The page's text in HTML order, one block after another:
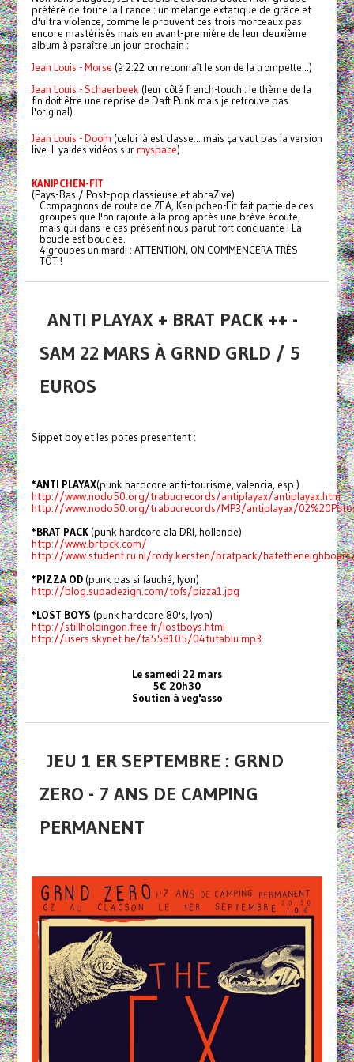
préféré de toute la France : un mélange extatique de grâce et
d'ultra violence, comme le prouvent ces trois morceaux pas
encore mastérisés mais en avant-première de leur deuxième
album à paraître un jour prochain :
Jean Louis - Morse (à 2:22 on reconnaît le son de la trompette...)
Jean Louis - Schaerbeek (leur côté french-touch : le thème de la
fin doit être une reprise de Daft Punk mais je retrouve pas
l'original)
Jean Louis - Doom (celui là est classe... mais ça vaut pas la version
live. Il ya des vidéos surmyspace)
KANIPCHEN-FIT
(Pays-Bas / Post-pop classieuse et abraZive)
Compagnons de route de ZEA, Kanipchen-Fit fait partie de ces
groupes que l'on rajoute à la prog après une brève écoute,
mais qui dans le cas présent nous parut fort concluante ! La
boucle est bouclée.
4 groupes un mardi : ATTENTION, ON COMMENCERA TRÈS
TÔT !
ANTI PLAYAX + BRAT PACK ++ -
SAM 22 MARS À GRND GRLD / 5
EUROS
Sippet boy et les potes presentent :
*ANTI PLAYAX(punk hardcore anti-tourisme, valencia, esp )
http://www.nodo50.org/trabucrecords/antiplayax/antiplayax.htm
http://www.nodo50.org/trabucrecords/MP3/antiplayax/
*BRAT PACK(punk hardcore ala DRI, hollande)
http://www.brtpck.com/
http://www.student.ru.nl/rody.kersten/bratpack/
*PIZZA OD(punk pas si fauché, lyon)
http://blog.supadezign.com/tofs/pizza1.jpg
*LOST BOYS (punk hardcore 80's, lyon)
http://stillholdingon.free.fr/lostboys.html
http://users.skynet.be/fa558105/04tutablu.mp3
Le samedi 22 mars
5€ 20h30
Soutien à veg'asso
JEU 1 ER SEPTEMBRE : GRND
ZERO - 7 ANS DE CAMPING
PERMANENT